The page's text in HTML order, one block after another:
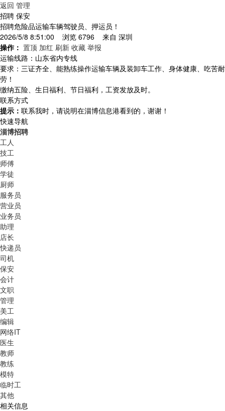
返回 管理
招聘 保安
招聘危险品运输车辆驾驶员、押运员！
2026/5/8 8:51:00 浏览 6796 来自 深圳
操作： 置顶 加红 刷新 收藏 举报
运输线路：山东省内专线
要求：三证齐全、能熟练操作运输车辆及装卸车工作、身体健康、吃苦耐
劳！
缴纳五险、生日福利、节日福利，工资发放及时。
联系方式
提示： 联系我时，请说明在淄博信息港看到的，谢谢！
快速导航
淄博招聘
工人
技工
师傅
学徒
厨师
服务员
营业员
业务员
助理
店长
快递员
司机
保安
会计
文职
管理
美工
编辑
网络IT
医生
教师
教练
模特
临时工
其他
相关信息